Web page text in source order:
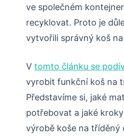
ve společném
recyklovat. Proto je
vytvořili správný koš
V tomto článku se
vyrobit funkční koš na
Představíme si, jaké
potřebovat a jaké
výrobě koše na tříděný